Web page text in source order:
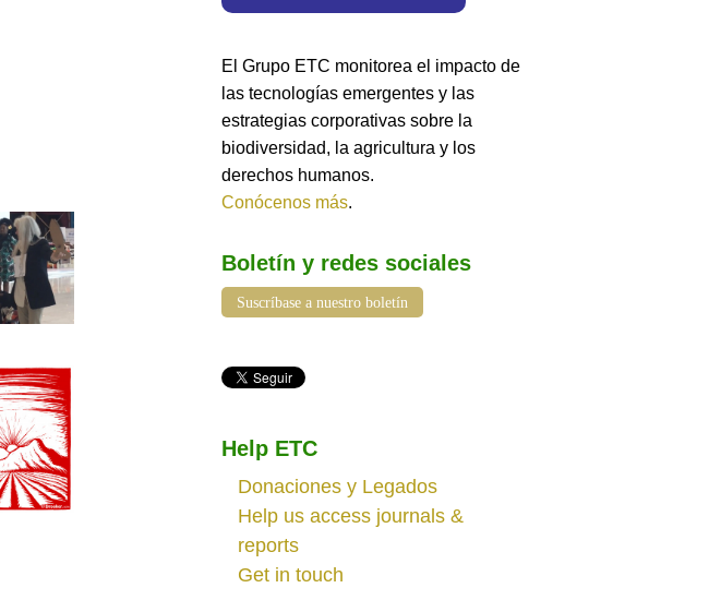
El Grupo ETC monitorea el impacto de
las tecnologías emergentes y las
estrategias corporativas sobre la
biodiversidad, la agricultura y los
derechos humanos.
Conócenos más
Boletín y redes sociales
Suscríbase a nuestro boletín
Help ETC
Donaciones y Legados
Help us access journals &
reports
Get in touch